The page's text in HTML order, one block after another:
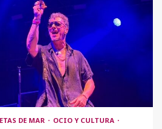
DE MAR
OCIO Y CULTURA